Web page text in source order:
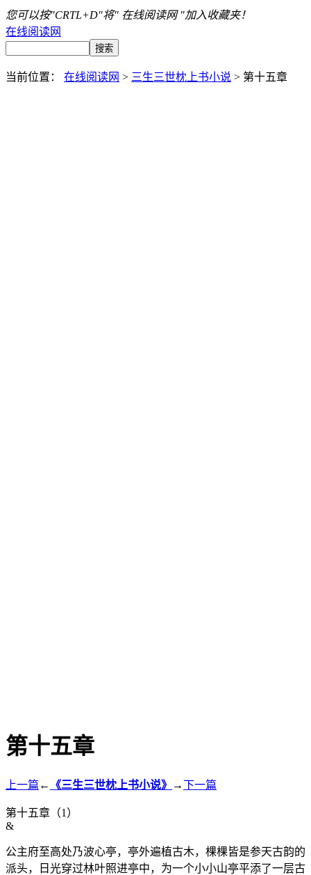
您可以按"CRTL+D"将" 在线阅读网 "加入收藏夹！
在线阅读网
当前位置： 在线阅读网 > 三生三世枕上书小说 > 第十五章
第十五章
上一篇 ← 《三生三世枕上书小说》 →下一篇
第十五章（1）
&
公主府至高处乃波心亭，亭外遍植古木，棵棵皆是参天古韵的
派头，日光穿过林叶照进亭中，为一个小小山亭平添了一层古